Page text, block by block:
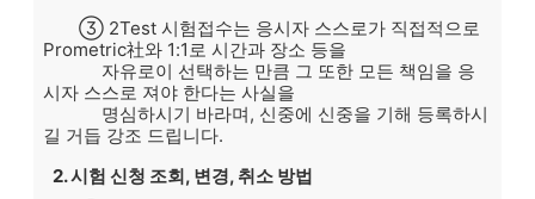
③ 2Test 시험접수는 응시자 스스로가 직접적으로
Prometric社와 1:1로 시간과 장소 등을
자유로이 선택하는 만큼 그 또한 모든 책임을 응
시자 스스로 져야 한다는 사실을
명심하시기 바라며, 신중에 신중을 기해 등록하시
길 거듭 강조 드립니다.
2. 시험 신청 조회, 변경, 취소 방법